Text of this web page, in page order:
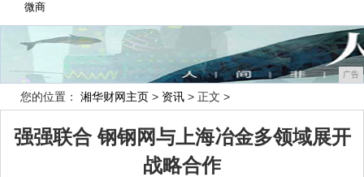
微商
广告
您的位置： 湘华财网主页 > 资讯 > 正文 >
强强联合 钢钢网与上海冶金多领域展开
战略合作